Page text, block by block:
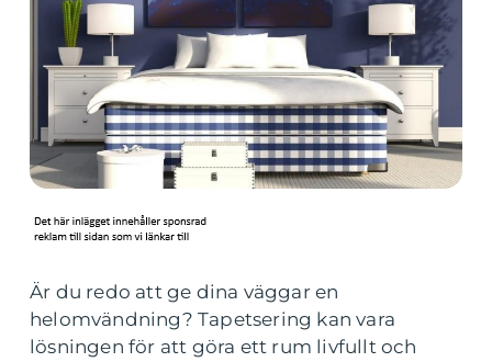
Är du redo att ge dina väggar en
helomvändning? Tapetsering kan vara
lösningen för att göra ett rum livfullt och